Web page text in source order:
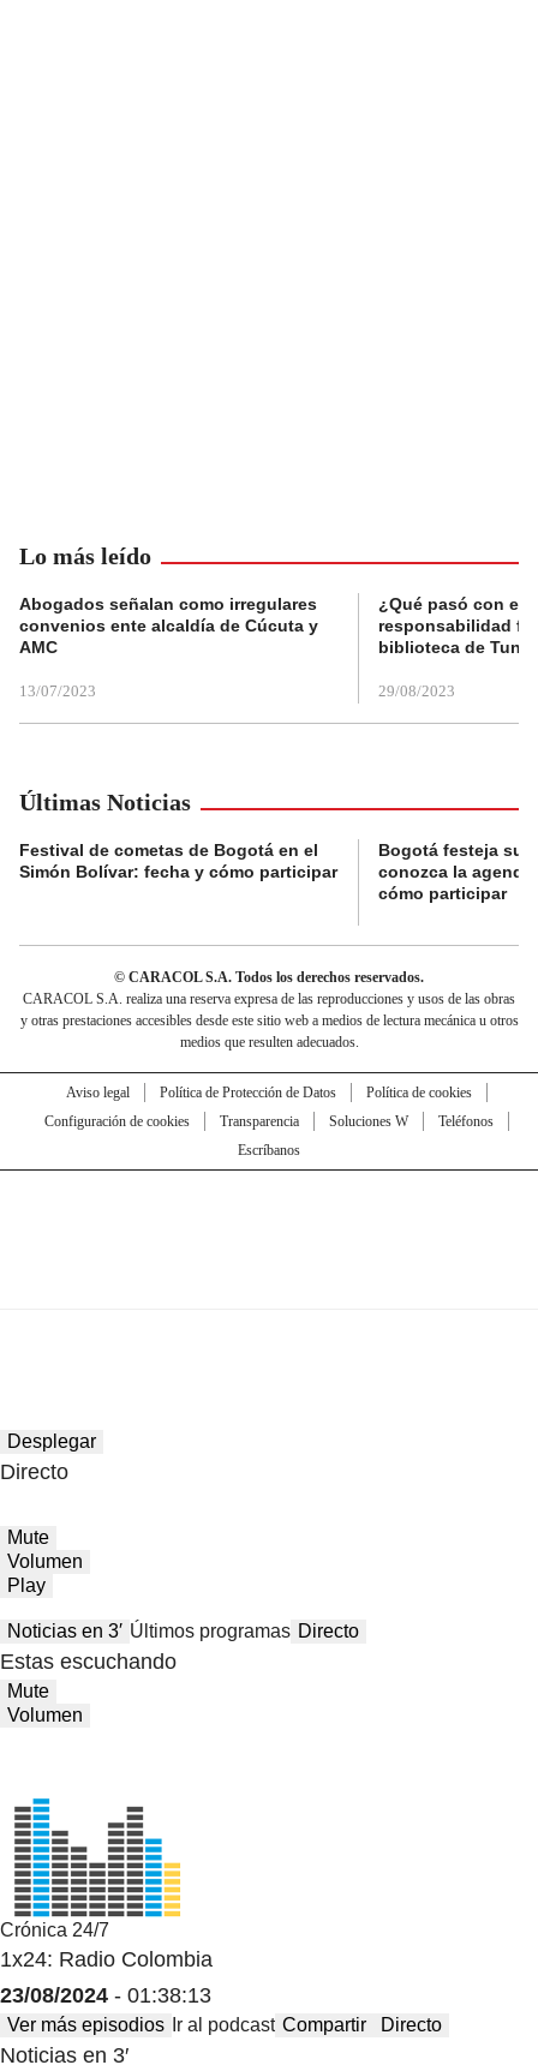
Lo más leído
Abogados señalan como irregulares
convenios ente alcaldía de Cúcuta y
AMC
13/07/2023
¿Qué pasó con el
responsabilidad
biblioteca de
29/08/2023
Últimas Noticias
Festival de cometas de Bogotá en el
Simón Bolívar: fecha y cómo participar
Bogotá festeja su
conozca la
cómo participar
© CARACOL S.A. Todos los derechos reservados.
CARACOL S.A. realiza una reserva expresa de las reproducciones y usos de las obras
y otras prestaciones accesibles desde este sitio web a medios de lectura mecánica u otros
medios que resulten adecuados.
Aviso legal Política de Protección de Datos
Política de cookies
Configuración de cookies
Transparencia Soluciones W
Teléfonos
Escríbanos
Desplegar
Directo
Mute
Volumen
Play
Noticias en 3′ Últimos programas Directo
Estas escuchando
Mute
Volumen
Crónica 24/7
1x24: Radio Colombia
23/08/2024 - 01:38:13
Ver más episodios Ir al podcast Compartir Directo
Noticias en 3′